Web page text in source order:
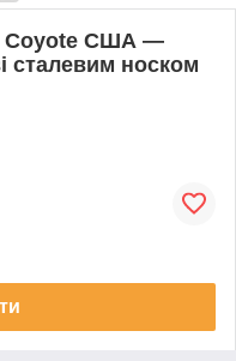
Coyote США —
сталевим носком